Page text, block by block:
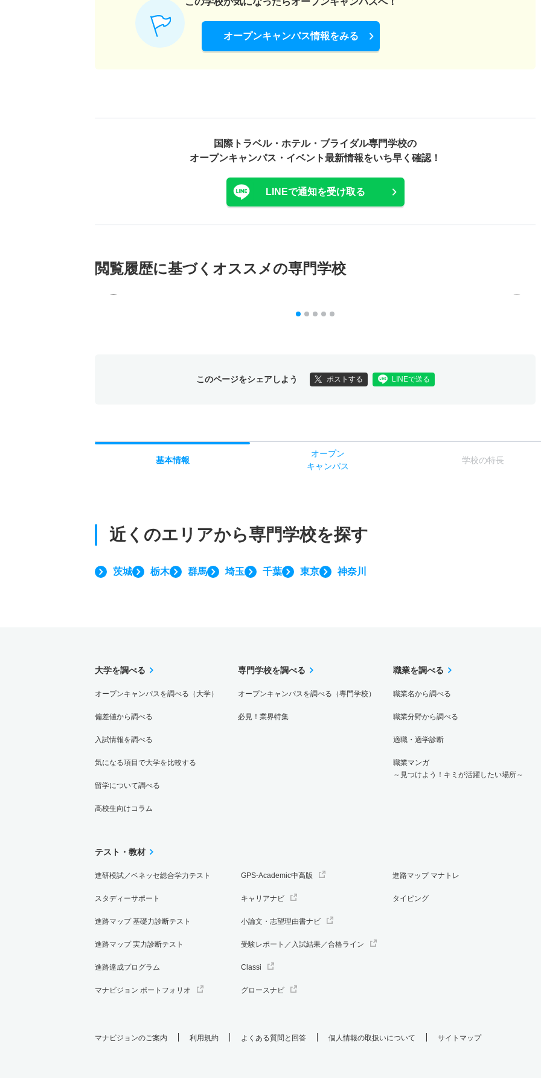
オープンキャンパス情報をみる
国際トラベル・ホテル・ブライダル専門学校の
オープンキャンパス・ イベント最新情報をいち早く確認！
LINEで通知を受け取る
閲覧履歴に基づく オススメの専門学校
このページをシェアしよう ポストする LINEで送る
基本情報
オープン
キャンパス
学校の特長
近くのエリアから専門学校を探す
茨城 栃木 群馬 埼玉 千葉 東京 神奈川
大学を調べる
オープンキャンパスを調べる（大学）
偏差値から調べる
入試情報を調べる
気になる項目で大学を比較する
留学について調べる
高校生向けコラム
専門学校を調べる
オープンキャンパスを調べる（専門学校）
必見！業界特集
職業を調べる
職業名から調べる
職業分野から調べる
適職・適学診断
職業マンガ
～見つけよう！キミが活躍したい場所～
テスト・教材
進研模試／ベネッセ総合学力テスト
スタディーサポート
進路マップ 基礎力診断テスト
進路マップ 実力診断テスト
進路達成プログラム
マナビジョン ポートフォリオ
GPS-Academic中高版
キャリアナビ
小論文・志望理由書ナビ
受験レポート／入試結果／合格ライン
Classi
グロースナビ
進路マップ マナトレ
タイピング
マナビジョンのご案内 利用規約 よくある質問と回答 個人情報の取扱いについて サイトマップ